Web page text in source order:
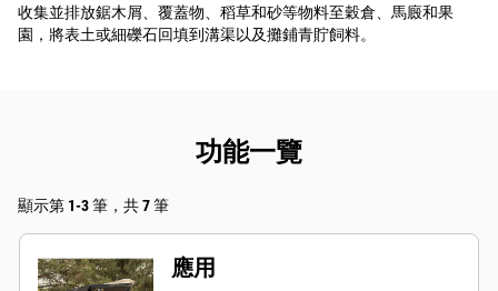
收集並排放鋸木屑、覆蓋物、稻草和砂等物料至穀倉、馬廄和果
園，將表土或細礫石回填到溝渠以及攤鋪青貯飼料。
功能一覽
顯示第 1-3 筆，共 7 筆
應用